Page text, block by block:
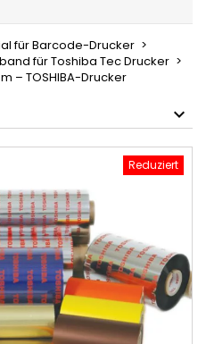
für Barcode-Drucker
für Toshiba Tec Drucker
– TOSHIBA-Drucker
Reduziert